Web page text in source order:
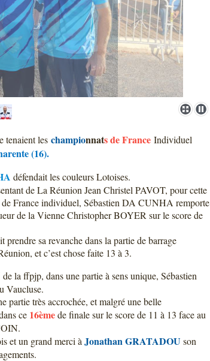
tenaient les championnats de France Individuel
(16).
défendait les couleurs Lotoises.
de La Réunion Jean Christel PAVOT, pour cette
de France individuel, Sébastien DA CUNHA remporte
de la Vienne Christopher BOYER sur le score de
prendre sa revanche dans la partie de barrage
et c’est chose faite 13 à 3.
la ffpjp, dans une partie à sens unique, Sébastien
Vaucluse.
partie très accrochée, et malgré une belle
ce 16èmede finale sur le score de 11 à 13 face au
et un grand merci à Jonathan GRATADOUson